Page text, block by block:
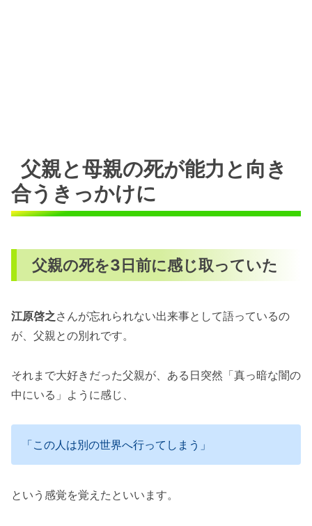
父親と母親の死が能力と向き
合うきっかけに
父親の死を3日前に感じ取っていた
江原啓之さんが忘れられない出来事として語っているの
が、父親との別れです。
それまで大好きだった父親が、ある日突然「真っ暗な闇の
中にいる」ように感じ、
「この人は別の世界へ行ってしまう」
という感覚を覚えたといいます。